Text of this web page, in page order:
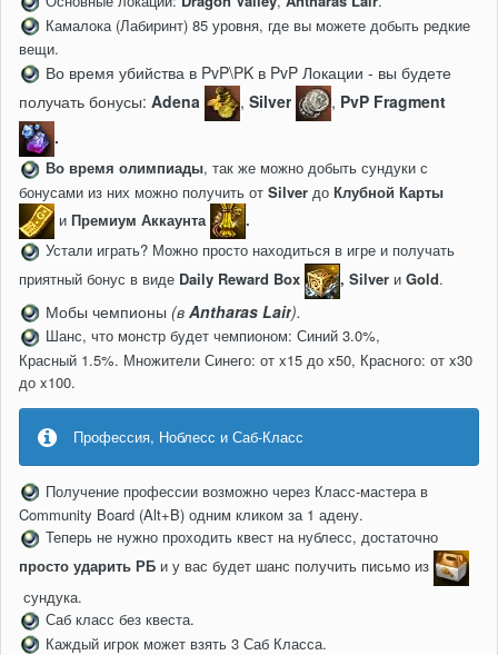
Камалока (Лабиринт) 85 уровня, где вы можете добыть редкие
вещи.
Во время убийства в PvP\PK в PvP Локации - вы будете
получать бонусы: Adena , Silver , PvP Fragment
.
Во время олимпиады, так же можно добыть сундуки с
бонусами из них можно получить от Silver до Клубной Карты
и Премиум Аккаунта
.
Устали играть? Можно просто находиться в игре и получать
приятный бонус в виде Daily Reward Box , Silver и Gold.
Мобы чемпионы (в Antharas Lair).
Шанс, что монстр будет чемпионом: Синий 3.0%,
Красный 1.5%. Множители Синего: от x15 до x50, Красного: от x30
до x100.
Профессия, Ноблесс и Саб-Класс
Получение профессии возможно через Класс-мастера в
Community Board (Alt+B) одним кликом за 1 адену.
Теперь не нужно проходить квест на нублесс, достаточно
просто ударить РБ и у вас будет шанс получить письмо из
сундука.
Саб класс без квеста.
Каждый игрок может взять 3 Саб Класса.